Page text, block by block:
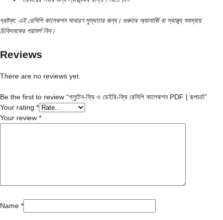
দ্রষ্টব্য: এই রেসিপি কালেকশন সাধারণ সুস্থতার জন্য। গুরুতর অ্যালার্জি বা স্বাস্থ্য সমস্যায়
চিকিৎসকের পরামর্শ নিন।
Reviews
There are no reviews yet.
Be the first to review “গ্লুটেন-ফ্রি ও ডেইরি-ফ্রি রেসিপি কালেকশন PDF | রূপচর্চা”
Your rating *
Your review *
Name *